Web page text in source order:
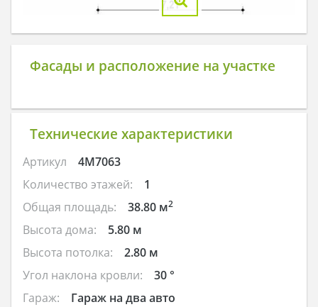
Фасады и расположение на участке
Технические характеристики
Артикул
4M7063
Количество этажей:
1
Общая площадь:
38.80 м2
Высота дома:
5.80 м
Высота потолка:
2.80 м
Угол наклона кровли:
30 °
Гараж:
Гараж на два авто